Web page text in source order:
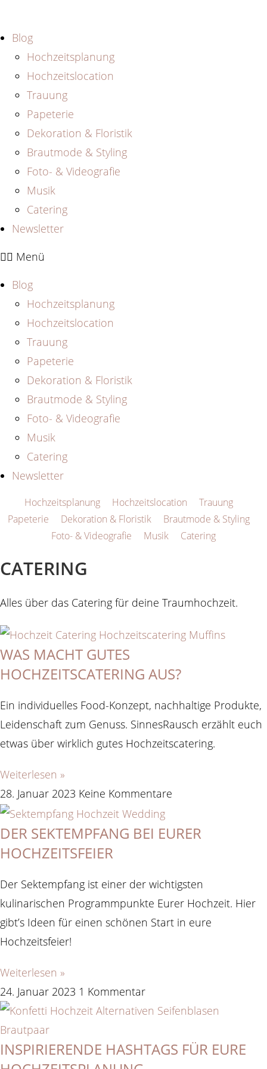
springen
Blog
Hochzeitsplanung
Hochzeitslocation
Trauung
Papeterie
Dekoration & Floristik
Brautmode & Styling
Foto- & Videografie
Musik
Catering
Newsletter
Menü
Blog
Hochzeitsplanung
Hochzeitslocation
Trauung
Papeterie
Dekoration & Floristik
Brautmode & Styling
Foto- & Videografie
Musik
Catering
Newsletter
Hochzeitsplanung Hochzeitslocation
Trauung
Papeterie
Dekoration & Floristik
Brautmode & Styling
Foto- & Videografie
Musik Catering
CATERING
Alles über das Catering für deine Traumhochzeit.
WAS MACHT GUTES
HOCHZEITSCATERING AUS?
Ein individuelles Food-Konzept, nachhaltige Produkte,
Leidenschaft zum Genuss. SinnesRausch erzählt euch
etwas über wirklich gutes Hochzeitscatering.
Weiterlesen »
28. Januar 2023 Keine Kommentare
DER SEKTEMPFANG BEI EURER
HOCHZEITSFEIER
Der Sektempfang ist einer der wichtigsten
kulinarischen Programmpunkte Eurer Hochzeit. Hier
gibt’s Ideen für einen schönen Start in eure
Hochzeitsfeier!
Weiterlesen »
24. Januar 2023 1 Kommentar
INSPIRIERENDE HASHTAGS FÜR EURE